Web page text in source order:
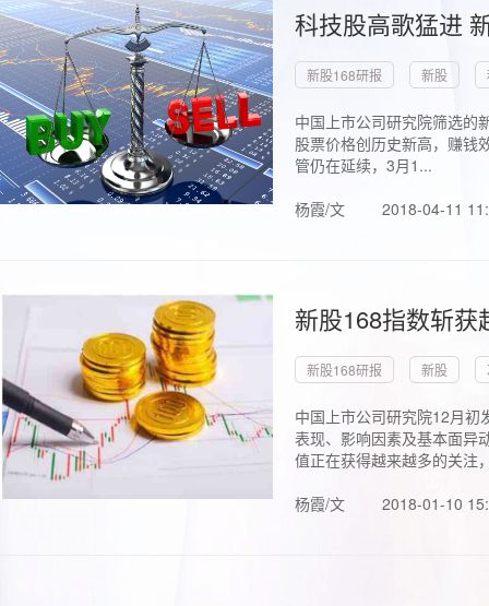
科技股高歌猛进
新股168研报 新股
中国上市公司研究院筛选的
股票价格创历史新高，赚钱
管仍在延续，3月1...
杨霞/文
2018-04-11
新股168指数斩
新股168研报 新股
中国上市公司研究院12月初
表现、影响因素及基本面异
值正在获得越来越多的关注
杨霞/文
2018-01-10